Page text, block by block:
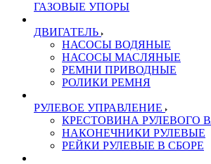
ГАЗОВЫЕ УПОРЫ
ДВИГАТЕЛЬ
НАСОСЫ ВОДЯНЫЕ
НАСОСЫ МАСЛЯНЫЕ
РЕМНИ ПРИВОДНЫЕ
РОЛИКИ РЕМНЯ
РУЛЕВОЕ УПРАВЛЕНИЕ
КРЕСТОВИНА РУЛЕВОГО
НАКОНЕЧНИКИ РУЛЕВЫЕ
РЕЙКИ РУЛЕВЫЕ В СБОРЕ